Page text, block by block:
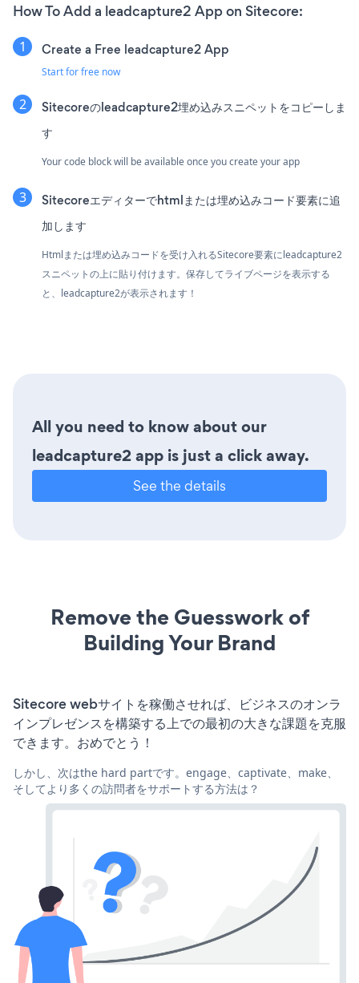
How To Add a leadcapture2 App on Sitecore:
Create a Free leadcapture2 App
Start for free now
Sitecoreのleadcapture2埋め込みスニペットをコピーしま
す
Your code block will be available once you create your app
Sitecoreエディターでhtmlまたは埋め込みコード要素に追
加します
Htmlまたは埋め込みコードを受け入れるSitecore要素にleadcapture2
スニペットの上に貼り付けます。保存してライブページを表示する
と、leadcapture2が表示されます！
All you need to know about our
leadcapture2 app is just a click away.
See the details
Remove the Guesswork of
Building Your Brand
Sitecore webサイトを稼働させれば、ビジネスのオンラ
インプレゼンスを構築する上での最初の大きな課題を克服
できます。おめでとう！
しかし、次はthe hard partです。engage、captivate、make、
そしてより多くの訪問者をサポートする方法は？